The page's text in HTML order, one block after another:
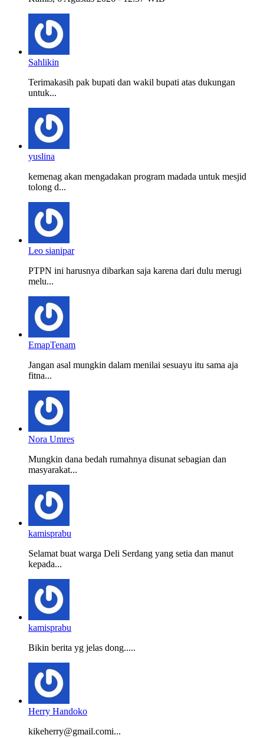
Sahlikin
Terimakasih pak bupati dan wakil bupati atas dukungan
untuk...
yuslina
kemenag akan mengadakan program madada untuk mesjid
tolong d...
Leo sianipar
PTPN ini harusnya dibarkan saja karena dari dulu merugi
melu...
EmapTenam
Jangan asal mungkin dalam menilai sesuayu itu sama aja
fitna...
Nora Umres
Mungkin dana bedah rumahnya disunat sebagian dan
masyarakat...
kamisprabu
Selamat buat warga Deli Serdang yang setia dan manut
kepada...
kamisprabu
Bikin berita yg jelas dong.....
Herry Handoko
kikeherry@gmail.comi...